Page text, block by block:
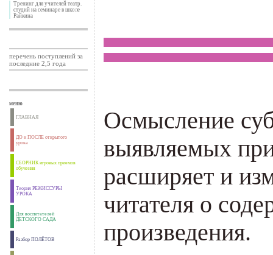
Тренинг для учителей театр.
студий на семинаре в школе
Райкина
перечень поступлений за
последние 2,5 года
меню
ГЛАВНАЯ
ДО и ПОСЛЕ открытого
урока
СБОРНИК игровых приемов
обучения
Теория РЕЖИССУРЫ
УРОКА
Для воспитателей
ДЕТСКОГО САДА
Разбор ПОЛЁТОВ
Осмысление
выявляемых
расширяет и
читателя о
произведения.